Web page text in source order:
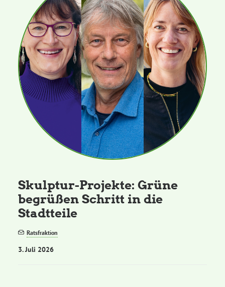
Skulptur-Projekte: Grüne
begrüßen Schritt in die
Stadtteile
Ratsfraktion
3. Juli 2026